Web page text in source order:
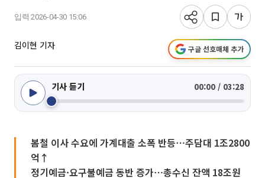
입력 2026-04-30 15:06
김이현 기자 구글 선호매체 추가
기사 듣기 00:00 / 03:28
봄철 이사 수요에 가계대출 소폭 반등⋯주담대 1조2800
억↑
정기예금·요구불예금 동반 증가⋯총수신 잔액 18조원